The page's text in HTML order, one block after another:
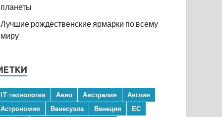
планеты
Лучшие рождественские ярмарки по всему
миру
IT-технологии Авио Австралия
Англия
Астрономия
Венесуэла Венеция
ЕС